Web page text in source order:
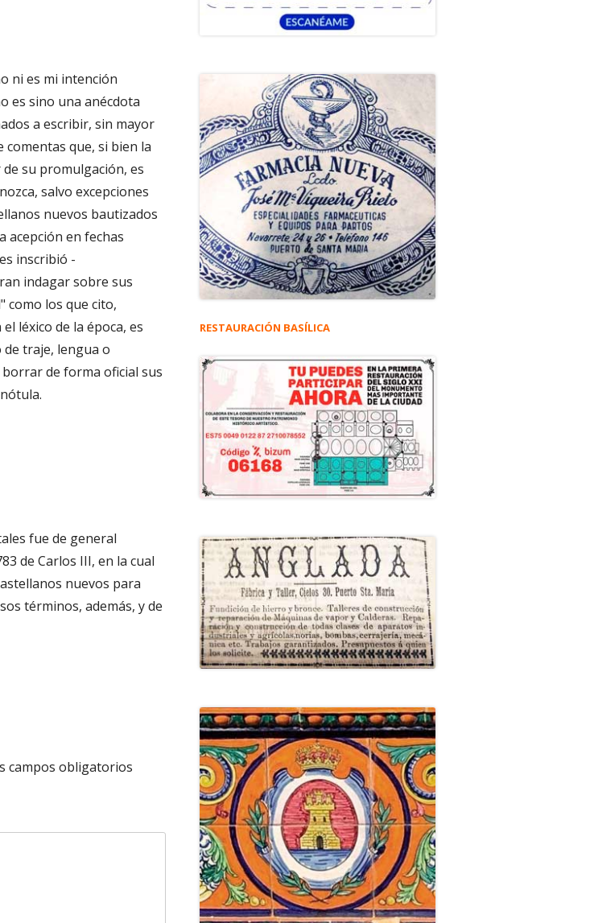
ni es mi intención
es sino una anécdota
a escribir, sin mayor
comentas que, si bien la
su promulgación, es
salvo excepciones
nuevos bautizados
acepción en fechas
inscribió -
indagar sobre sus
como los que cito,
léxico de la época, es
de traje, lengua o
de forma oficial sus
fue de general
de Carlos III, en la cual
nuevos para
términos, además, y de
campos obligatorios
RESTAURACIÓN BASÍLICA